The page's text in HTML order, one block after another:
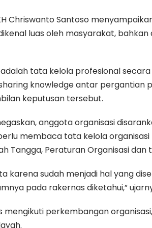
Chriswanto Santoso
luas oleh masyarakat,
tata kelola profesional
knowledge antar pergantian
keputusan tersebut.
anggota organisasi
membaca tata kelola
Peraturan Organisasi dan
sudah menjadi hal yang
pada rakernas diketahui,”
perkembangan